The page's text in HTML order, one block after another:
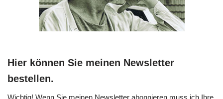
Hier können Sie meinen Newsletter
bestellen.